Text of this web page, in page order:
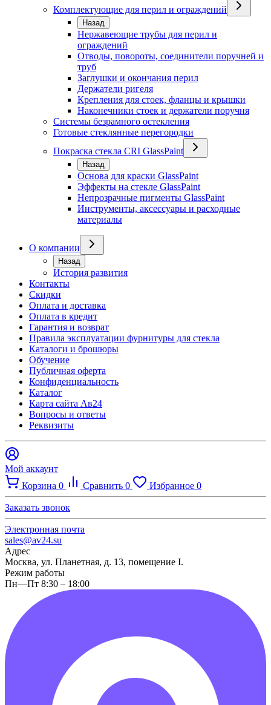
Комплектующие для перил и ограждений
Назад
Нержавеющие трубы для перил и
ограждений
Отводы, повороты, соединители поручней и
труб
Заглушки и окончания перил
Держатели ригеля
Крепления для стоек, фланцы и крышки
Наконечники стоек и держатели поручня
Системы безрамного остекления
Готовые стеклянные перегородки
Покраска стекла CRI GlassPaint
Назад
Основа для краски GlassPaint
Эффекты на стекле GlassPaint
Непрозрачные пигменты GlassPaint
Инструменты, аксессуары и расходные
материалы
О компании
Назад
История развития
Контакты
Скидки
Оплата и доставка
Оплата в кредит
Гарантия и возврат
Правила эксплуатации фурнитуры для стекла
Каталоги и брошюры
Обучение
Публичная оферта
Конфиденциальность
Каталог
Карта сайта Ав24
Вопросы и ответы
Реквизиты
Мой аккаунт
Корзина 0 Сравнить 0 Избранное 0
Заказать звонок
Электронная почта
sales@av24.su
Адрес
Москва, ул. Планетная, д. 13, помещение I.
Режим работы
Пн—Пт 8:30 – 18:00